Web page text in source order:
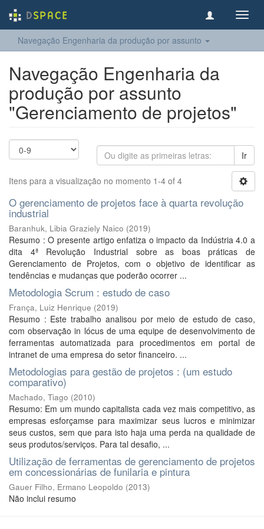
Navegação Engenharia da produção por assunto
Navegação Engenharia da
produção por assunto
"Gerenciamento de projetos"
Ir
Itens para a visualização no momento 1-4 of 4
O gerenciamento de projetos face à quarta revolução
industrial
Baranhuk, Libia Graziely Naico (2019)
Resumo : O presente artigo enfatiza o impacto da Indústria 4.0 a
dita 4ª Revolução Industrial sobre as boas práticas de
Gerenciamento de Projetos, com o objetivo de identificar as
tendências e mudanças que poderão ocorrer ...
Metodologia Scrum : estudo de caso
França, Luiz Henrique (2019)
Resumo : Este trabalho analisou por meio de estudo de caso,
com observação in lócus de uma equipe de desenvolvimento de
ferramentas automatizada para procedimentos em portal de
intranet de uma empresa do setor financeiro. ...
Metodologias para gestão de projetos : (um estudo
comparativo)
Machado, Tiago (2010)
Resumo: Em um mundo capitalista cada vez mais competitivo, as
empresas esforçamse para maximizar seus lucros e minimizar
seus custos, sem que para isto haja uma perda na qualidade de
seus produtos/serviços. Para tal desafio, ...
Utilização de ferramentas de gerenciamento de projetos
em concessionárias de funilaria e pintura
Gauer Filho, Ermano Leopoldo (2013)
Não inclui resumo